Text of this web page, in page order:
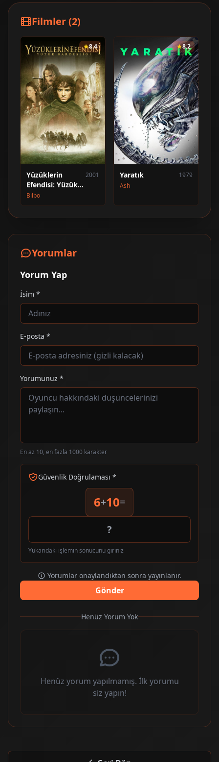
Filmler (2)
8.4
Yüzüklerin
Efendisi: Yüzük
Kardeşliği
2001
Bilbo
8.2
Yaratık
1979
Ash
Yorumlar
Yorum Yap
İsim *
E-posta *
Yorumunuz *
En az 10, en fazla 1000 karakter
Güvenlik Doğrulaması *
6+10=
Yukarıdaki işlemin sonucunu giriniz
Yorumlar onaylandıktan sonra yayınlanır.
Gönder
Henüz Yorum Yok
Henüz yorum yapılmamış. İlk yorumu
siz yapın!